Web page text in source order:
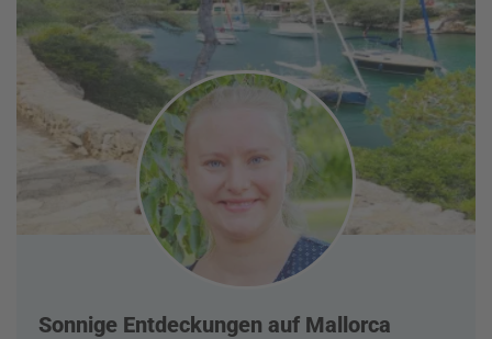
Sonnige Entdeckungen auf Mallorca